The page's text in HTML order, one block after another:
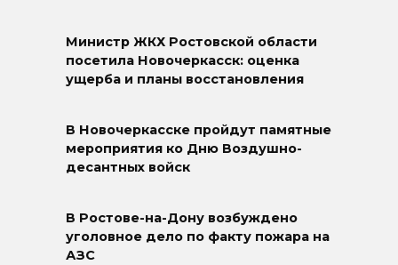
Министр ЖКХ Ростовской области
посетила Новочеркасск: оценка
ущерба и планы восстановления
В Новочеркасске пройдут памятные
мероприятия ко Дню Воздушно-
десантных войск
В Ростове-на-Дону возбуждено
уголовное дело по факту пожара на
АЗС